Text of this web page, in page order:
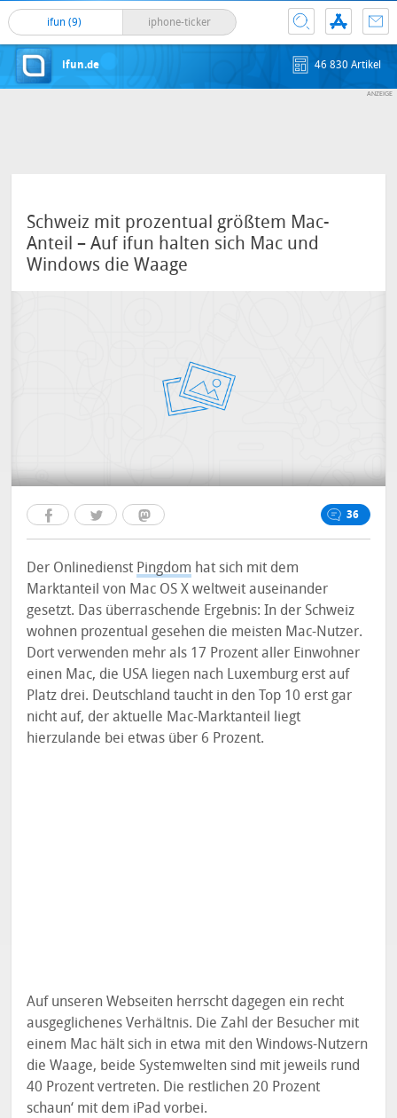
ifun (9) iphone-ticker
ifun.de 46 830 Artikel
Schweiz mit prozentual größtem Mac-
Anteil – Auf ifun halten sich Mac und
Windows die Waage
36
Der Onlinedienst Pingdom hat sich mit dem
Marktanteil von Mac OS X weltweit auseinander
gesetzt. Das überraschende Ergebnis: In der Schweiz
wohnen prozentual gesehen die meisten Mac-Nutzer.
Dort verwenden mehr als 17 Prozent aller Einwohner
einen Mac, die USA liegen nach Luxemburg erst auf
Platz drei. Deutschland taucht in den Top 10 erst gar
nicht auf, der aktuelle Mac-Marktanteil liegt
hierzulande bei etwas über 6 Prozent.
Auf unseren Webseiten herrscht dagegen ein recht
ausgeglichenes Verhältnis. Die Zahl der Besucher mit
einem Mac hält sich in etwa mit den Windows-Nutzern
die Waage, beide Systemwelten sind mit jeweils rund
40 Prozent vertreten. Die restlichen 20 Prozent
schaun‘ mit dem iPad vorbei.